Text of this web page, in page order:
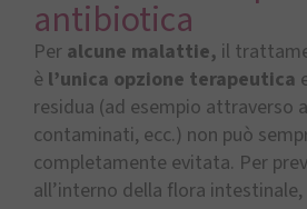
antibiotica
Per alcune malattie, il
è l’unica opzione terapeutica
residua (ad esempio attraverso
contaminati, ecc.) non può
completamente evitata. Per
all’interno della flora